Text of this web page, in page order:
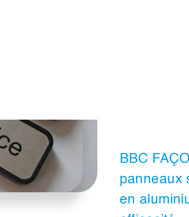
BBC
panneaux
en